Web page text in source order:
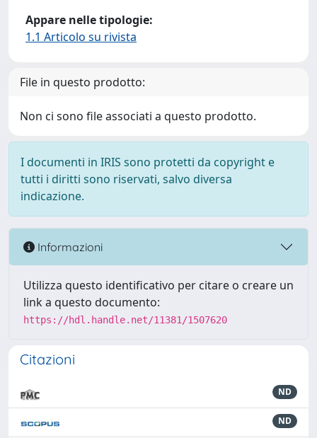
Appare nelle tipologie:
1.1 Articolo su rivista
File in questo prodotto:
Non ci sono file associati a questo prodotto.
I documenti in IRIS sono protetti da copyright e
tutti i diritti sono riservati, salvo diversa
indicazione.
Informazioni
Utilizza questo identificativo per citare o creare un
link a questo documento:
https://hdl.handle.net/11381/1507620
Citazioni
ND
ND